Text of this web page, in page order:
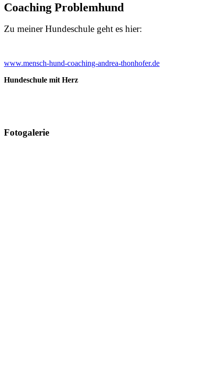
Coaching Problemhund
Zu meiner Hundeschule geht es hier:
www.mensch-hund-coaching-andrea-thonhofer.de
Hundeschule mit Herz
Fotogalerie